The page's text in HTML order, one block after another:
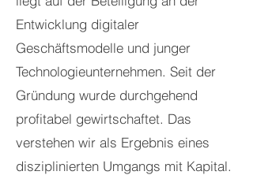
Entwicklung digitaler
Geschäftsmodelle und junger
Technologieunternehmen. Seit der
Gründung wurde durchgehend
profitabel gewirtschaftet. Das
verstehen wir als Ergebnis eines
disziplinierten Umgangs mit Kapital.